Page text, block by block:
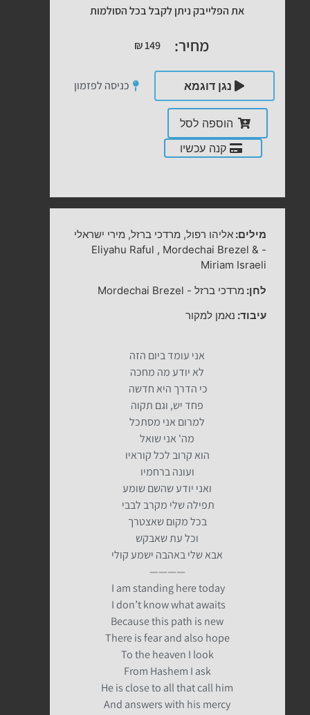
את הפלייבק ניתן לקבל בכל הסולמות
מחיר: ₪149
נגן דוגמא כניסה לפזמון
הוספה לסל
קנה עכשיו
מילים:אליהו רפול, מרדכי ברזל, מירי ישראלי
-
Eliyahu Raful , Mordechai Brezel &
Miriam Israeli
לחן: מרדכי ברזל -
Mordechai Brezel
עיבוד: נאמן למקור
אני עומד ביום הזה
לא יודע מה מחכה
כי הדרך היא חדשה
פחד יש, וגם תקוה
למרום אני מסתכל
מה' אני שואל
הוא קרוב לכל קוראיו
ועונה ברחמיו
ואני יודע שהשם שומע
תפילה שלי מקרב לבבי
בכל מקום שאצטרך
וכל עת שאבקש
אבא שלי באהבה ישמע קולי
————
I am standing here today
I don’t know what awaits
Because this path is new
There is fear and also hope
To the heaven I look
From Hashem I ask
He is close to all that call him
And answers with his mercy